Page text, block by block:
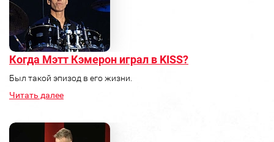
Когда Мэтт Кэмерон играл в KISS?
Был такой эпизод в его жизни.
Читать далее